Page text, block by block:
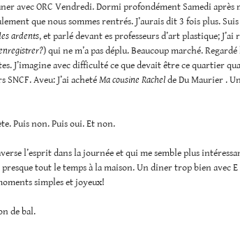
avec ORC Vendredi. Dormi profondément Samedi après
que nous sommes rentrés. J’aurais dit 3 fois plus.
ardents, et parlé devant es professeurs d’art plastique; J’ai
) qui ne m’a pas déplu. Beaucoup marché.
J’imagine avec difficulté ce que devait être ce quartier
Aveu: J’ai achetéMa cousine Rachelde Du Maurier .
Puis non. Puis oui. Et non.
l’esprit dans la journée et qui me semble plus
tout le temps à la maison. Un diner trop bien avec
simples et joyeux!
de bal.